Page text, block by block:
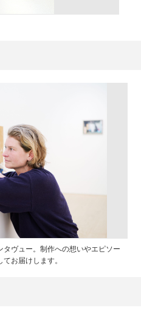
ヴュー。制作への想いやエピソー
お届けします。